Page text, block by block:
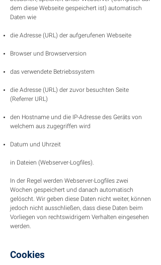
dem diese Webseite gespeichert ist) automatisch
Daten wie
die Adresse (URL) der aufgerufenen Webseite
Browser und Browserversion
das verwendete Betriebssystem
die Adresse (URL) der zuvor besuchten Seite
(Referrer URL)
den Hostname und die IP-Adresse des Geräts von
welchem aus zugegriffen wird
Datum und Uhrzeit
in Dateien (Webserver-Logfiles).
In der Regel werden Webserver-Logfiles zwei
Wochen gespeichert und danach automatisch
gelöscht. Wir geben diese Daten nicht weiter, können
jedoch nicht ausschließen, dass diese Daten beim
Vorliegen von rechtswidrigem Verhalten eingesehen
werden.
Cookies